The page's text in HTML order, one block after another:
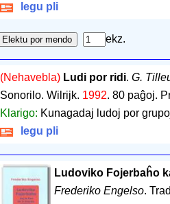
legu pli
ekz.
(Nehavebla) Ludi por ridi. G.
Sonorilo. Wilrijk. 1992. 80 paĝoj.
Klarigo: Kunagadaj ludoj por
legu pli
Ludoviko Fojerbaĥo
Frederiko Engelso.